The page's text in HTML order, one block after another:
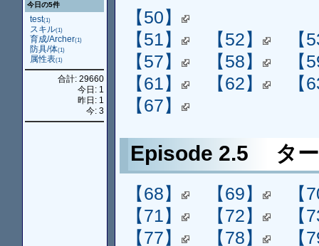
今日の5件
test(1)
スキル(1)
育成/Archer(1)
防具/体(1)
属性表(1)
合計: 29660
今日: 1
昨日: 1
今: 3
【50】
【51】
【52】
【
【57】
【58】
【
【61】
【62】
【
【67】
Episode 2.5 タ
【68】 【69】
【
【71】
【72】
【
【77】
【78】
【